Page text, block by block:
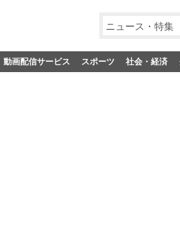
ニュース・特集
動画配信サービス スポーツ 社会・経済